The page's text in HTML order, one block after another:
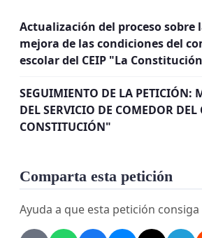
que vaya a celebrarse con el
Te invitamos a sumarte a esta
nuestra petición. Juntos podemos
diferencia y lograr que nuestras
escuchadas. ¡Nuestros hijos
electrónico.
¡Gracias por tu apoyo!
Actualización del proceso sobre
mejora de las condiciones del
escolar del CEIP "La
SEGUIMIENTO DE LA PETICIÓN:
DEL SERVICIO DE COMEDOR DEL
CONSTITUCIÓN"
Comparta esta petición
Ayuda a que esta petición